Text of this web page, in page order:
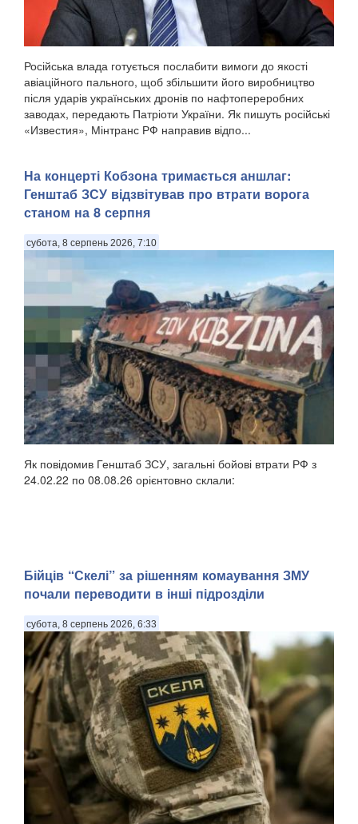
Російська влада готується послабити вимоги до якості
авіаційного пального, щоб збільшити його виробництво
після ударів українських дронів по нафтопереробних
заводах, передають Патріоти України. Як пишуть російські
«Известия», Мінтранс РФ направив відпо...
На концерті Кобзона тримається аншлаг:
Генштаб ЗСУ відзвітував про втрати ворога
станом на 8 серпня
субота, 8 серпень 2026, 7:10
Як повідомив Генштаб ЗСУ, загальні бойові втрати РФ з
24.02.22 по 08.08.26 орієнтовно склали:
Бійців “Скелі” за рішенням комаування ЗМУ
почали переводити в інші підрозділи
субота, 8 серпень 2026, 6:33